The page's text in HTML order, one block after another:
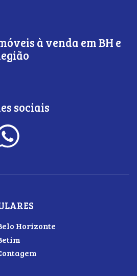
à venda em BH e
sociais
Horizonte